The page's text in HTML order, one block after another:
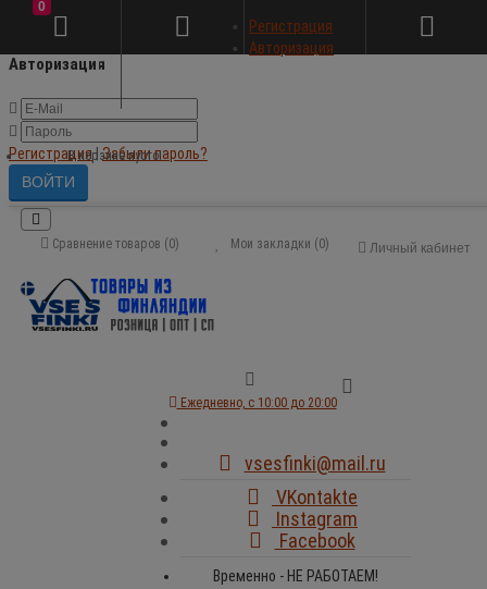
Авторизация
Регистрация|Забыли пароль?
Личный кабинет
Мои закладки (0)
Сравнение товаров (0)
Ежедневно, с 10:00 до 20:00
vsesfinki@mail.ru
VKontakte
Instagram
Facebook
Временно - НЕ РАБОТАЕМ!
Регистрация
Авторизация
0
В корзине пусто!